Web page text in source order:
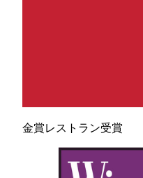
金賞レストラン受賞